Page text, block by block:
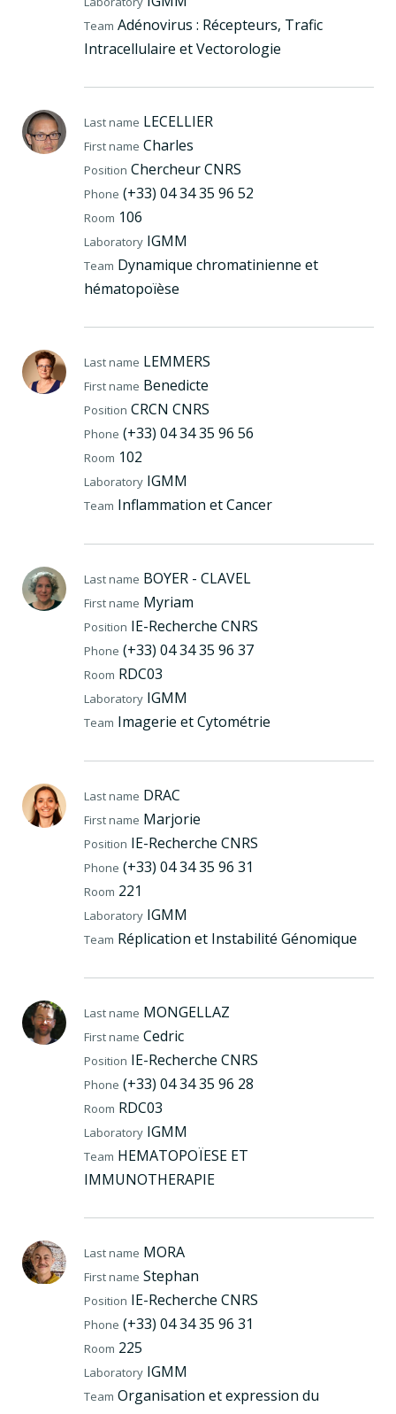
Team Adénovirus : Récepteurs, Trafic
Intracellulaire et Vectorologie
Last name LECELLIER
First name Charles
Position Chercheur CNRS
Phone (+33) 04 34 35 96 52
Room 106
Laboratory IGMM
Team Dynamique chromatinienne et
hématopoïèse
Last name LEMMERS
First name Benedicte
Position CRCN CNRS
Phone (+33) 04 34 35 96 56
Room 102
Laboratory IGMM
Team Inflammation et Cancer
Last name BOYER - CLAVEL
First name Myriam
Position IE-Recherche CNRS
Phone (+33) 04 34 35 96 37
Room RDC03
Laboratory IGMM
Team Imagerie et Cytométrie
Last name DRAC
First name Marjorie
Position IE-Recherche CNRS
Phone (+33) 04 34 35 96 31
Room 221
Laboratory IGMM
Team Réplication et Instabilité Génomique
Last name MONGELLAZ
First name Cedric
Position IE-Recherche CNRS
Phone (+33) 04 34 35 96 28
Room RDC03
Laboratory IGMM
Team HEMATOPOÏESE ET
IMMUNOTHERAPIE
Last name MORA
First name Stephan
Position IE-Recherche CNRS
Phone (+33) 04 34 35 96 31
Room 225
Laboratory IGMM
Team Organisation et expression du